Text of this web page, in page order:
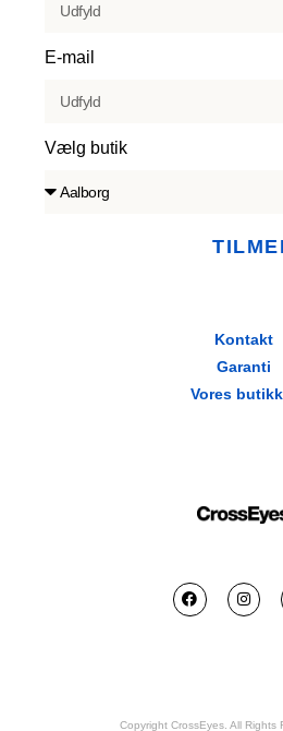
E-mail
Vælg butik
Kontakt
Garanti
Vores
Copyright CrossEyes. All Rights